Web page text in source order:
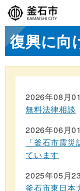
復興に向
2026年08月
無料法律相談
2026年06月
「釜石市震
ています
2025年05月
釜石市東日本